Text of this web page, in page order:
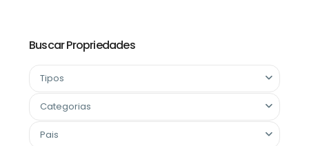
Buscar Propriedades
Tipos
Categorias
Pais